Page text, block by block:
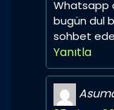
Whatsapp
bugün dul
sohbet
Yanıtla